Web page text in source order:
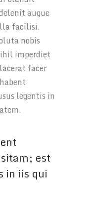
augue
facilisi.
nobis
imperdiet
facer
legentis in
est
in iis qui